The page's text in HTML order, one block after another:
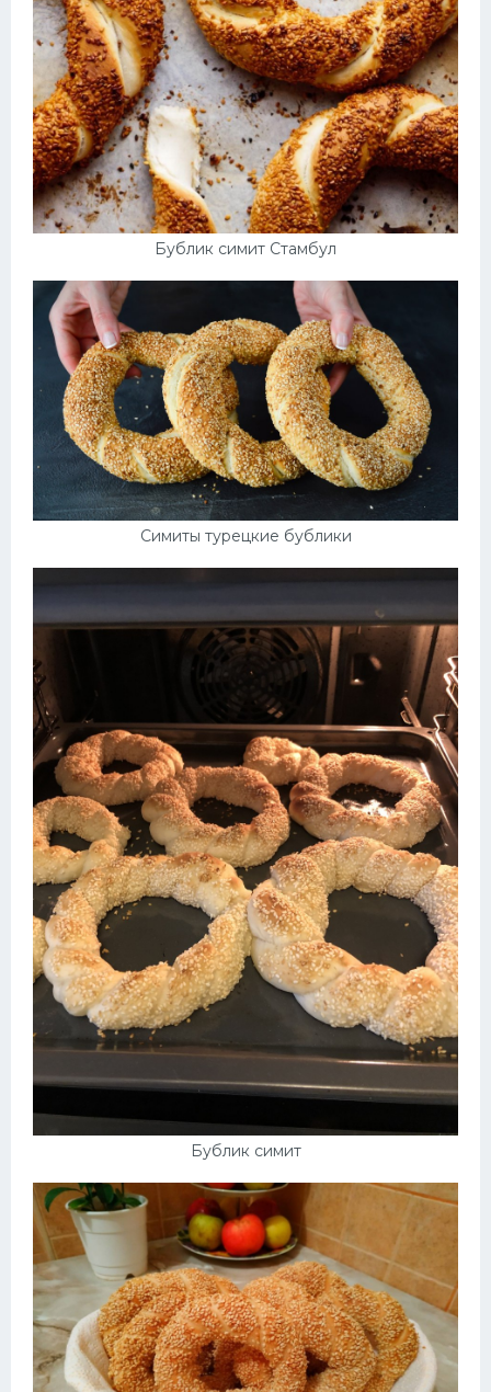
Бублик симит Стамбул
Симиты турецкие бублики
Бублик симит